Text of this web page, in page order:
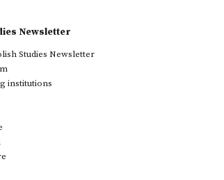
Newsletter
Studies Newsletter
institutions